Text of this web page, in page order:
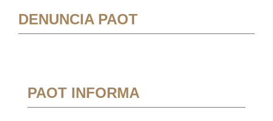
DENUNCIA PAOT
PAOT INFORMA